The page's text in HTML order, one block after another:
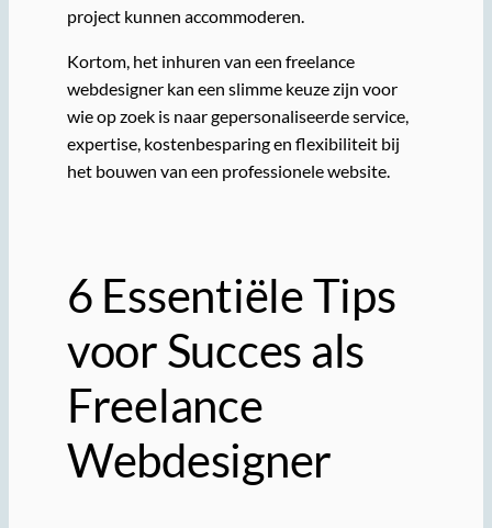
project kunnen accommoderen.
Kortom, het inhuren van een freelance
webdesigner kan een slimme keuze zijn voor
wie op zoek is naar gepersonaliseerde service,
expertise, kostenbesparing en flexibiliteit bij
het bouwen van een professionele website.
6 Essentiële Tips
voor Succes als
Freelance
Webdesigner